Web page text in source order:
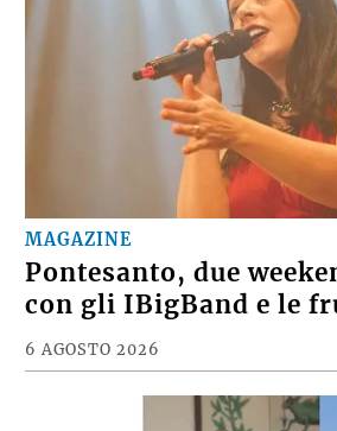
MAGAZINE
Pontesanto, due
con gli IBigBand e le
6 AGOSTO 2026